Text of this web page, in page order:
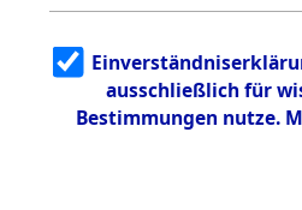
5.3.2
g
5.3.3
Todesmärsch
ausschließlich für
Bestimmungen nutze.